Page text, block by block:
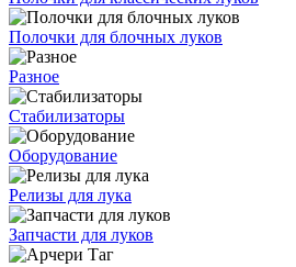
Полочки для блочных луков
Разное
Стабилизаторы
Оборудование
Релизы для лука
Запчасти для луков